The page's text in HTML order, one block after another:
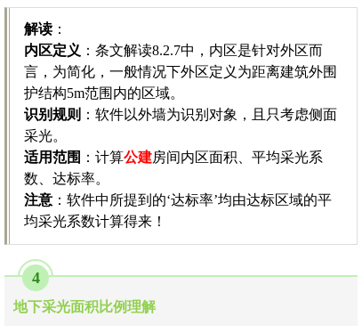
解读 ：
内区定义 ：条文解读8.2.7中，内区是针对外区而
言，为简化，一般情况下外区定义为距离建筑外围
护结构5m范围内的区域。
识别规则 ：软件以外墙为识别对象，且只考虑侧面
采光。
适用范围 ：计算公建房间内区面积、平均采光系
数、达标率。
注意 ：软件中所提到的‘达标率’均由达标区域的平
均采光系数计算得来！
4
地下采光面积比例理解